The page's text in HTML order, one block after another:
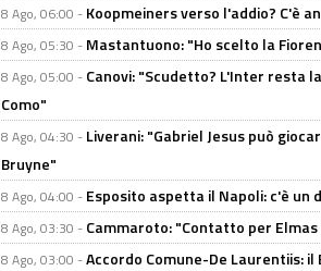
8 Ago, 06:00 - Koopmeiners verso l'addio? C'è
8 Ago, 05:30 - Mastantuono: "Ho scelto la
8 Ago, 05:00 - Canovi: "Scudetto? L'Inter resta
Como"
8 Ago, 04:30 - Liverani: "Gabriel Jesus può
Bruyne"
8 Ago, 04:00 - Esposito aspetta il Napoli: c'è
8 Ago, 03:30 - Cammaroto: "Contatto per
8 Ago, 03:00 -Accordo Comune-De Laurentiis: